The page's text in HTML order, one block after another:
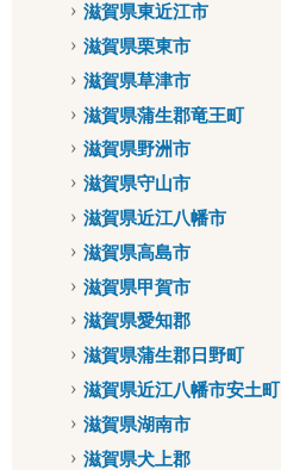
滋賀県東近江市
滋賀県栗東市
滋賀県草津市
滋賀県蒲生郡竜王町
滋賀県野洲市
滋賀県守山市
滋賀県近江八幡市
滋賀県高島市
滋賀県甲賀市
滋賀県愛知郡
滋賀県蒲生郡日野町
滋賀県近江八幡市安土町
滋賀県湖南市
滋賀県犬上郡